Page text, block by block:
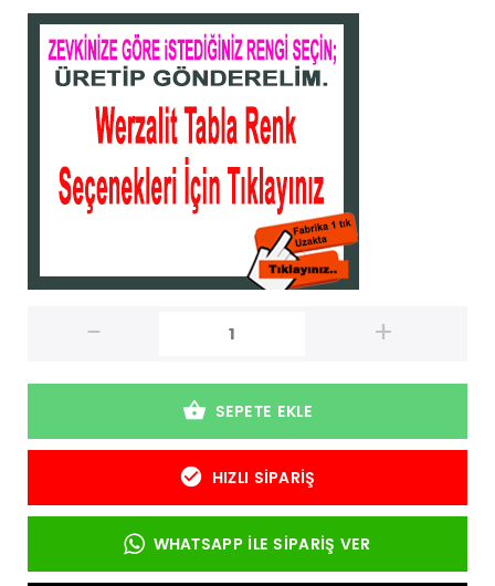
- +
SEPETE EKLE
HIZLI SIPARIŞ
WHATSAPP İLE SIPARIŞ VER